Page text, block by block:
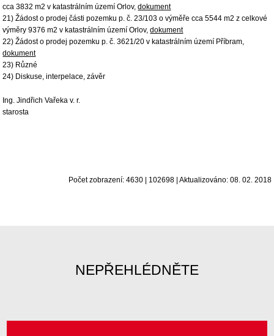
cca 3832 m2 v katastrálním území Orlov,dokument
21) Žádost o prodej části pozemku p. č. 23/103 o výměře cca 5544 m2 z celkové
výměry 9376 m2 v katastrálním území Orlov,dokument
22) Žádost o prodej pozemku p. č. 3621/20 v katastrálním území Příbram,
dokument
23) Různé
24) Diskuse, interpelace, závěr
Ing. Jindřich Vařeka v. r.
starosta
Počet zobrazení: 4630 | 102698 | Aktualizováno: 08. 02. 2018
NEPŘEHLÉDNĚTE